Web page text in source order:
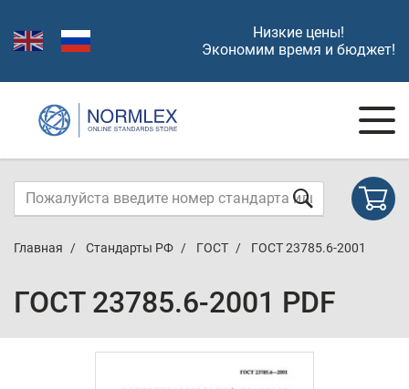
Низкие цены!
Экономим время и бюджет!
Главная Стандарты РФ ГОСТ ГОСТ 23785.6-2001
ГОСТ 23785.6-2001 PDF